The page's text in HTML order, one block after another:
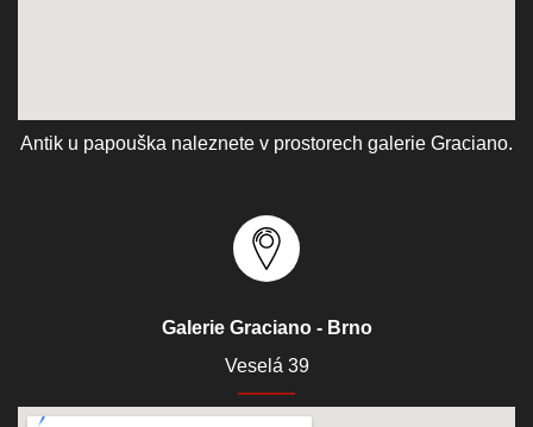
Antik u papouška naleznete v prostorech galerie Graciano.
Galerie Graciano - Brno
Veselá 39